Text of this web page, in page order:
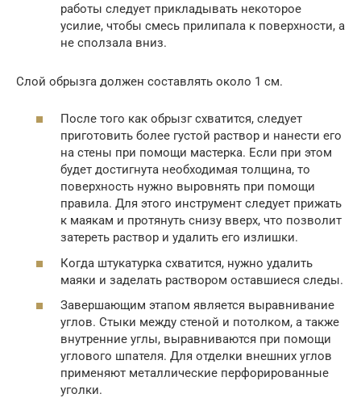
работы следует прикладывать некоторое
усилие, чтобы смесь прилипала к поверхности, а
не сползала вниз.
Слой обрызга должен составлять около 1 см.
После того как обрызг схватится, следует
приготовить более густой раствор и нанести его
на стены при помощи мастерка. Если при этом
будет достигнута необходимая толщина, то
поверхность нужно выровнять при помощи
правила. Для этого инструмент следует прижать
к маякам и протянуть снизу вверх, что позволит
затереть раствор и удалить его излишки.
Когда штукатурка схватится, нужно удалить
маяки и заделать раствором оставшиеся следы.
Завершающим этапом является выравнивание
углов. Стыки между стеной и потолком, а также
внутренние углы, выравниваются при помощи
углового шпателя. Для отделки внешних углов
применяют металлические перфорированные
уголки.